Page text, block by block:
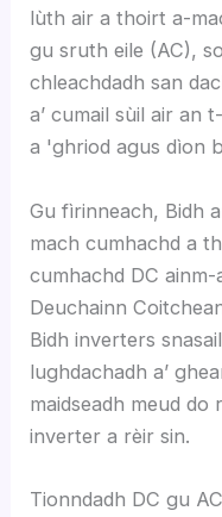
lùth air a thoirt a-
gu sruth eile (AC),
chleachdadh san
a’ cumail sùil air an
a 'ghriod agus dìon
Gu fìrinneach, Bidh
mach cumhachd a
cumhachd DC
Deuchainn
Bidh inverters
lughdachadh a’
maidseadh meud do
inverter a rèir sin.
Tionndadh DC gu AC